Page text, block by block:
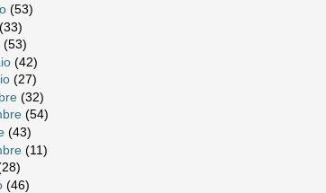
(53)
(33)
(53)
(42)
(27)
(32)
(54)
(43)
(11)
(46)